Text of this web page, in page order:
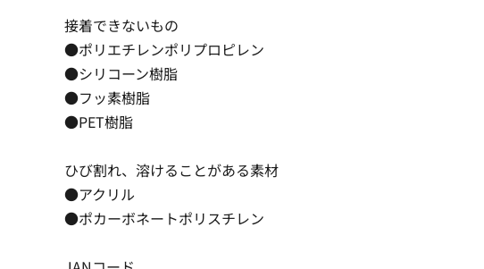
接着できないもの
●ポリエチレンポリプロピレン
●シリコーン樹脂
●フッ素樹脂
●PET樹脂
ひび割れ、溶けることがある素材
●アクリル
●ポカーボネートポリスチレン